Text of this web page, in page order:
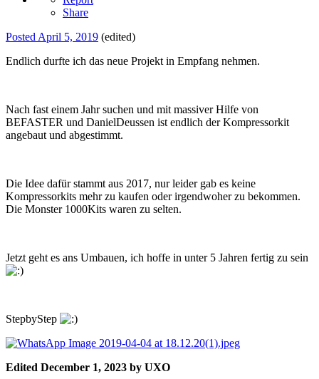
Share
Posted April 5, 2019 (edited)
Endlich durfte ich das neue Projekt in Empfang nehmen.
Nach fast einem Jahr suchen und mit massiver Hilfe von
BEFASTER und DanielDeussen ist endlich der Kompressorkit
angebaut und abgestimmt.
Die Idee dafür stammt aus 2017, nur leider gab es keine
Kompressorkits mehr zu kaufen oder irgendwoher zu bekommen.
Die Monster 1000Kits waren zu selten.
Jetzt geht es ans Umbauen, ich hoffe in unter 5 Jahren fertig zu sein
StepbyStep
Edited December 1, 2023 by UXO